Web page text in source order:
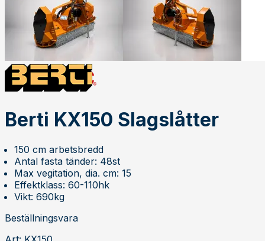
Berti KX150 Slagslåtter
150 cm arbetsbredd
Antal fasta tänder: 48st
Max vegitation, dia. cm: 15
Effektklass: 60-110hk
Vikt: 690kg
Beställningsvara